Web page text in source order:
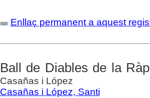
Enllaç permanent a aquest
Ball de Diables de la
Casañas i López
Casañas i López, Santi